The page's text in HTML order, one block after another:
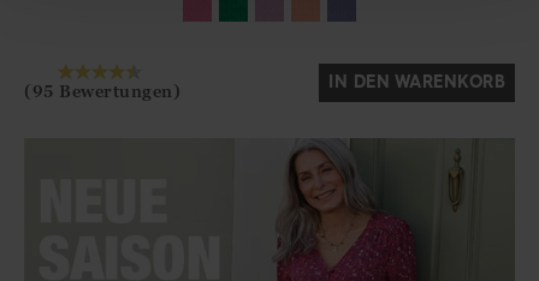
(95 Bewertungen) IN DEN WARENKORB